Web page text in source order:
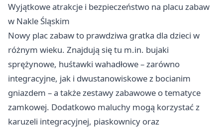
Wyjątkowe atrakcje i bezpieczeństwo na placu zabaw
w Nakle Śląskim
Nowy plac zabaw to prawdziwa gratka dla dzieci w
różnym wieku. Znajdują się tu m.in. bujaki
sprężynowe, huśtawki wahadłowe – zarówno
integracyjne, jak i dwustanowiskowe z bocianim
gniazdem – a także zestawy zabawowe o tematyce
zamkowej. Dodatkowo maluchy mogą korzystać z
karuzeli integracyjnej, piaskownicy oraz